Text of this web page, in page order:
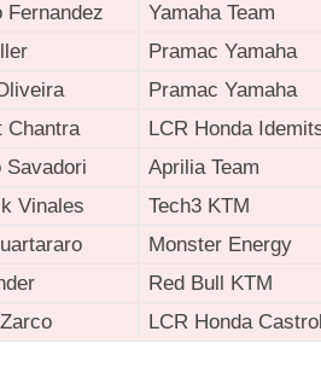
Fernandez
Yamaha Team
Pramac Yamaha
Pramac Yamaha
Chantra
LCR Honda
Savadori
Aprilia Team
Vinales
Tech3 KTM
Monster Energy
Red Bull KTM
LCR Honda